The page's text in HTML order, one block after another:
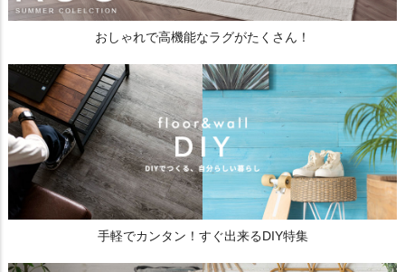
おしゃれで高機能なラグがたくさん！
手軽でカンタン！すぐ出来るDIY特集